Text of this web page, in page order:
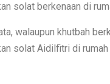
solat berkenaan di
walaupun khutbah
solat Aidilfitri di